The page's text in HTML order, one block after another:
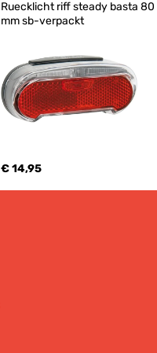
Ruecklicht riff steady basta 80
mm sb-verpackt
€ 14,95